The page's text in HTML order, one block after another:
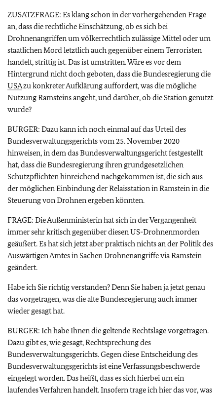
ZUSATZFRAGE: Es klang schon in der vorhergehenden Frage
an, dass die rechtliche Einschätzung, ob es sich bei
Drohnenangriffen um völkerrechtlich zulässige Mittel oder um
staatlichen Mord letztlich auch gegenüber einem Terroristen
handelt, strittig ist. Das ist umstritten. Wäre es vor dem
Hintergrund nicht doch geboten, dass die Bundesregierung die
USAzu konkreter Aufklärung auffordert, was die mögliche
Nutzung Ramsteins angeht, und darüber, ob die Station genutzt
wurde?
BURGER: Dazu kann ich noch einmal auf das Urteil des
Bundesverwaltungsgerichts vom 25. November 2020
hinweisen, in dem das Bundesverwaltungsgericht festgestellt
hat, dass die Bundesregierung ihren grundgesetzlichen
Schutzpflichten hinreichend nachgekommen ist, die sich aus
der möglichen Einbindung der Relaisstation in Ramstein in die
Steuerung von Drohnen ergeben könnten.
FRAGE: Die Außenministerin hat sich in der Vergangenheit
immer sehr kritisch gegenüber diesen US-Drohnenmorden
geäußert. Es hat sich jetzt aber praktisch nichts an der Politik des
Auswärtigen Amtes in Sachen Drohnenangriffe via Ramstein
geändert.
Habe ich Sie richtig verstanden? Denn Sie haben ja jetzt genau
das vorgetragen, was die alte Bundesregierung auch immer
wieder gesagt hat.
BURGER: Ich habe Ihnen die geltende Rechtslage vorgetragen.
Dazu gibt es, wie gesagt, Rechtsprechung des
Bundesverwaltungsgerichts. Gegen diese Entscheidung des
Bundesverwaltungsgerichts ist eine Verfassungsbeschwerde
eingelegt worden. Das heißt, dass es sich hierbei um ein
laufendes Verfahren handelt. Insofern trage ich hier das vor, was